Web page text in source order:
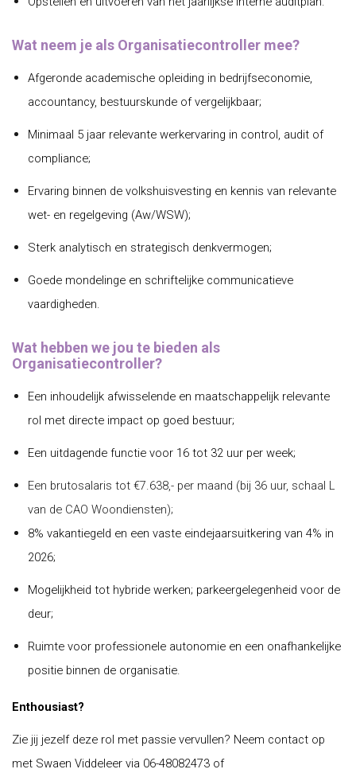
Wat neem je als Organisatiecontroller mee?
Afgeronde academische opleiding in bedrijfseconomie,
accountancy, bestuurskunde of vergelijkbaar;
Minimaal 5 jaar relevante werkervaring in control, audit of
compliance;
Ervaring binnen de volkshuisvesting en kennis van relevante
wet- en regelgeving (Aw/WSW);
Sterk analytisch en strategisch denkvermogen;
Goede mondelinge en schriftelijke communicatieve
vaardigheden.
Wat hebben we jou te bieden als
Organisatiecontroller?
Een inhoudelijk afwisselende en maatschappelijk relevante
rol met directe impact op goed bestuur;
Een uitdagende functie voor 16 tot 32 uur per week;
Een brutosalaris tot €7.638,- per maand (bij 36 uur, schaal L
van de CAO Woondiensten);
8% vakantiegeld en een vaste eindejaarsuitkering van 4% in
2026;
Mogelijkheid tot hybride werken; parkeergelegenheid voor de
deur;
Ruimte voor professionele autonomie en een onafhankelijke
positie binnen de organisatie.
Enthousiast?
Zie jij jezelf deze rol met passie vervullen? Neem contact op
met Swaen Viddeleer via 06-48082473 of